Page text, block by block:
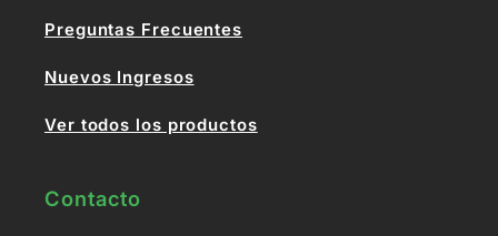
Preguntas Frecuentes
Nuevos Ingresos
Ver todos los productos
Contacto